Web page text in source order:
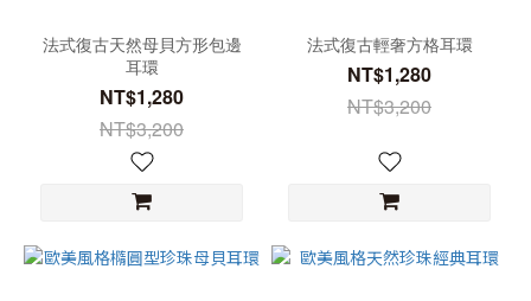
法式復古天然母貝方形包邊
耳環
NT$1,280
NT$3,200
法式復古輕奢方格耳環
NT$1,280
NT$3,200